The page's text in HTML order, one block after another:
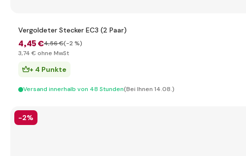
Vergoldeter Stecker EC3 (2 Paar)
4,45 €4,56 €(-2 %)
3,74 € ohne MwSt
+ 4 Punkte
Versand innerhalb von 48 Stunden(Bei Ihnen 14.08.)
-2%